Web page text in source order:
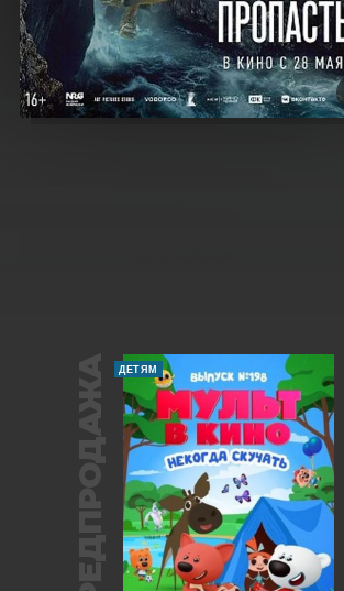
ПРЕДПРОДАЖА ДЕТЯМ